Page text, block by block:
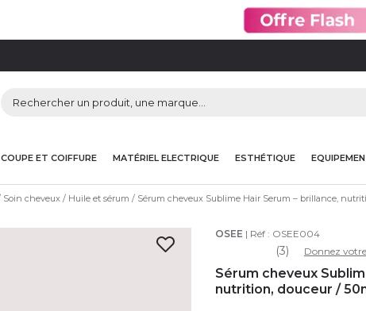
COUPE ET COIFFURE MATÉRIEL ELECTRIQUE ESTHÉTIQUE
Soin cheveux Huile et sérum Sérum cheveux Sublime Hair Serum – brillance,
OSEE | Réf : OSEE004
(3) Donnez
Sérum cheveux
nutrition, douceur /